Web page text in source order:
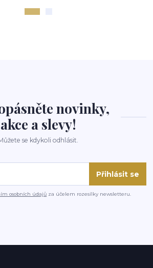
novinky,
akce a slevy!
se kdykoli odhlásit.
Přihlásit se
osobních údajů za účelem rozesílky newsletteru.